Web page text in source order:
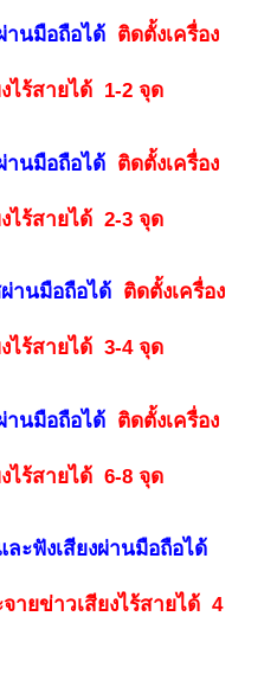
านมือถือได้ ติดตั้งเครื่อง
ไร้สายได้ 1-2 จุด
านมือถือได้ ติดตั้งเครื่อง
ไร้สายได้ 2-3 จุด
านมือถือได้ ติดตั้งเครื่อง
ไร้สายได้ 3-4 จุด
านมือถือได้ ติดตั้งเครื่อง
ไร้สายได้ 6-8 จุด
ละฟังเสียงผ่านมือถือได้
ายข่าวเสียงไร้สายได้ 4